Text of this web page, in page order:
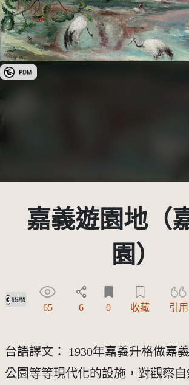
公眾領域標章(PDM)
嘉義遊園地（
園）
受著作權法保護-僅限於本平台有限度公開瀏覽
65 6 0 收藏 引用
台語譯文： 1930年嘉義升格做嘉
公園等等現代化的設施，對觀察